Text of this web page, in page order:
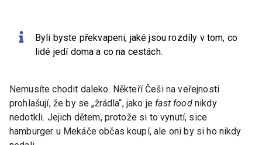
Byli byste překvapeni, jaké jsou rozdíly v tom, co
lidé jedí doma a co na cestách.
Nemusíte chodit daleko. Někteří Češi na veřejnosti
prohlašují, že by se „žrádla“, jako je fast foodnikdy
nedotkli. Jejich dětem, protože si to vynutí, sice
hamburger u Mekáče občas koupí, ale oni by si ho nikdy